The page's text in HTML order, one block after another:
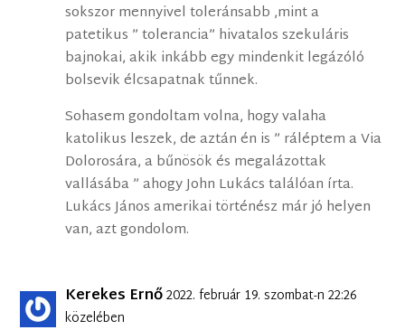
sokszor mennyivel toleránsabb ,mint a
patetikus ” tolerancia” hivatalos szekuláris
bajnokai, akik inkább egy mindenkit legázóló
bolsevik élcsapatnak tűnnek.
Sohasem gondoltam volna, hogy valaha
katolikus leszek, de aztán én is ” ráléptem a Via
Dolorosára, a bűnösök és megalázottak
vallásába ” ahogy John Lukács találóan írta.
Lukács János amerikai történész már jó helyen
van, azt gondolom.
Kerekes Ernő2022. február 19. szombat-n 22:26
közelében